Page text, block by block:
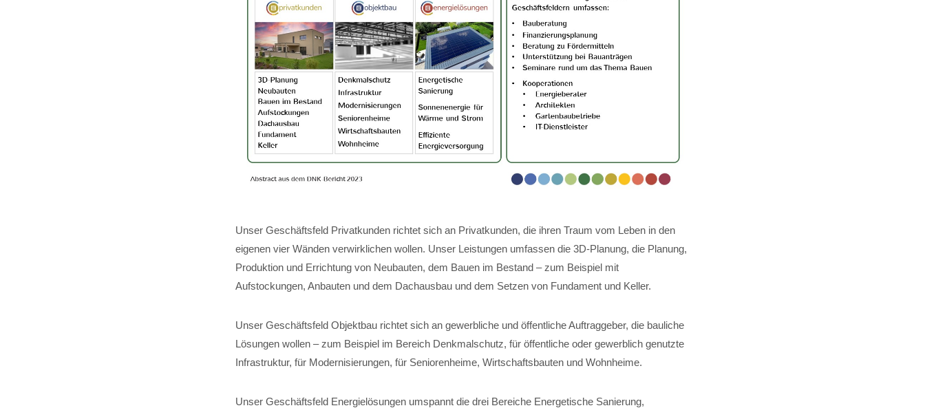
Unser Geschäftsfeld Privatkunden richtet sich an Privatkunden, die ihren Traum vom Leben in den
eigenen vier Wänden verwirklichen wollen. Unser Leistungen umfassen die 3D-Planung, die Planung,
Produktion und Errichtung von Neubauten, dem Bauen im Bestand – zum Beispiel mit
Aufstockungen, Anbauten und dem Dachausbau und dem Setzen von Fundament und Keller.
Unser Geschäftsfeld Objektbau richtet sich an gewerbliche und öffentliche Auftraggeber, die bauliche
Lösungen wollen – zum Beispiel im Bereich Denkmalschutz, für öffentliche oder gewerblich genutzte
Infrastruktur, für Modernisierungen, für Seniorenheime, Wirtschaftsbauten und Wohnheime.
Unser Geschäftsfeld Energielösungen umspannt die drei Bereiche Energetische Sanierung,